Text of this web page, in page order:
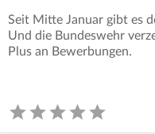
Seit Mitte Januar gibt es
Und die Bundeswehr
Plus an Bewerbungen.